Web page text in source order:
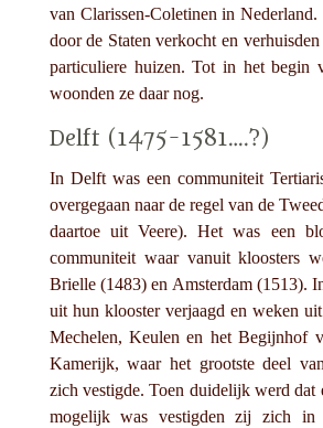
van Clarissen-Coletinen in
door de Staten verkocht en
particuliere huizen. Tot in het begin
woonden ze daar nog.
Delft (1475-1581….?)
In Delft was een communiteit
overgegaan naar de regel van de
daartoe uit Veere). Het was een
communiteit waar vanuit kloosters
Brielle (1483) en Amsterdam (1513).
uit hun klooster verjaagd en weken
Mechelen, Keulen en het Begijnhof
Kamerijk, waar het grootste deel
zich vestigde. Toen duidelijk werd dat
mogelijk was vestigden zij zich in